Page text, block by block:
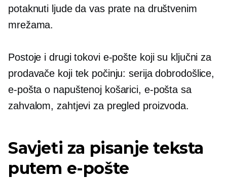
potaknuti ljude da vas prate na društvenim
mrežama.
Postoje i drugi tokovi e-pošte koji su ključni za
prodavače koji tek počinju: serija dobrodošlice,
e-pošta o napuštenoj košarici, e-pošta sa
zahvalom, zahtjevi za pregled proizvoda.
Savjeti za pisanje teksta
putem e-pošte